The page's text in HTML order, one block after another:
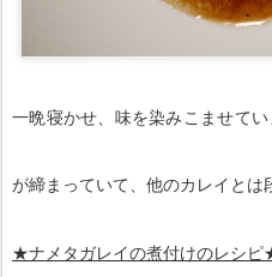
一晩寝かせ、味を染みこませて
が締まっていて、他のカレイとは
★ナメタガレイの煮付けのレシ